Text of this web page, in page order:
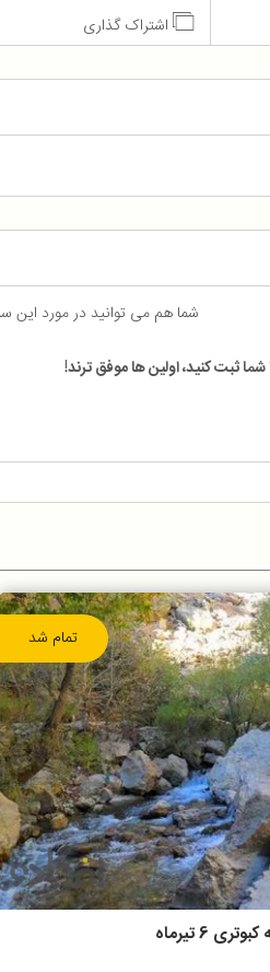
اشتراک گذاری
شما هم می توانید در مورد این
شما ثبت کنید، اولین ها موفق ترند!
تمام شد
6 تیرماه